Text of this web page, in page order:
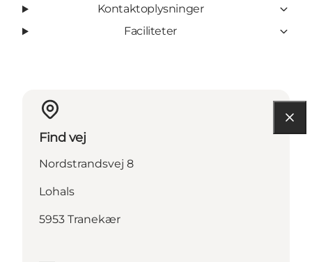
Kontaktoplysninger
Faciliteter
Find vej
Nordstrandsvej 8
Lohals
5953 Tranekær